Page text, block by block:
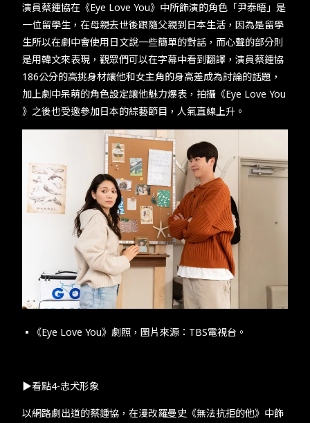
​​演員蔡鍾協在《​Eye Love You​》中所飾演的角色「尹泰晤」是
一位留學生，在母親去世後跟隨父親到日本生活，因為是留學
生所以在劇中會使用日文說一些簡單的對話，而心聲的部分則
是用韓文來表現，觀眾們可以在字幕中看到翻譯，演員蔡鍾協​
186​公分的高挑身材讓他和女主角的身高差成為討論的話題，
加上劇中呆萌的角色設定讓他魅力爆表，拍攝《​Eye Love You​
》之後也受邀參加日本的綜藝節目，人氣直線上升。​
▪︎《Eye Love You​》劇照，圖片來源：​TBS​電視台。​
​​▶看點​4-​忠犬形象​
​​以網路劇出道的蔡鍾協，在漫改羅曼史《無法抗拒的他》中飾